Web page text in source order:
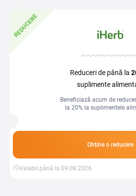
REDUCERE
Reduceri de până la
suplimente
Beneficiază acum de
la 20% la suplimentele
Obține o reducere
Valabil până la 09.08.2026